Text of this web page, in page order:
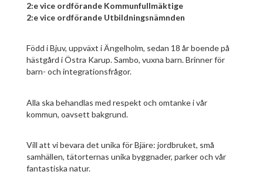
2:e vice ordförande Kommunfullmäktige
2:e vice ordförande Utbildningsnämnden
Född i Bjuv, uppväxt i Ängelholm, sedan 18 år boende på
hästgård i Östra Karup. Sambo, vuxna barn. Brinner för
barn- och integrationsfrågor.
Alla ska behandlas med respekt och omtanke i vår
kommun, oavsett bakgrund.
Vill att vi bevara det unika för Bjäre: jordbruket, små
samhällen, tätorternas unika byggnader, parker och vår
fantastiska natur.